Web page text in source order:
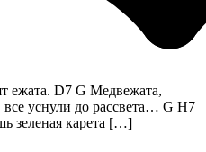
ежата. D7 G Медвежата,
уснули до рассвета… G H7
зеленая карета […]